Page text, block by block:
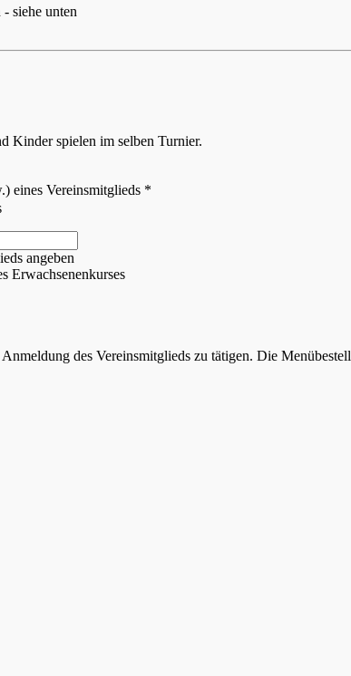
siehe unten
Kinder spielen im selben Turnier.
eines Vereinsmitglieds *
angeben
Erwachsenenkurses
des Vereinsmitglieds zu tätigen. Die